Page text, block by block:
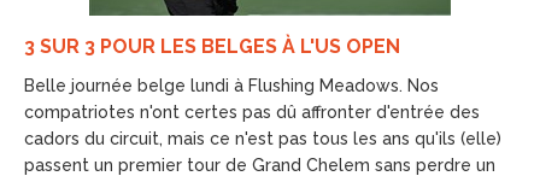
3 SUR 3 POUR LES BELGES À L'US OPEN
Belle journée belge lundi à Flushing Meadows. Nos
compatriotes n'ont certes pas dû affronter d'entrée des
cadors du circuit, mais ce n'est pas tous les ans qu'ils (elle)
passent un premier tour de Grand Chelem sans perdre un